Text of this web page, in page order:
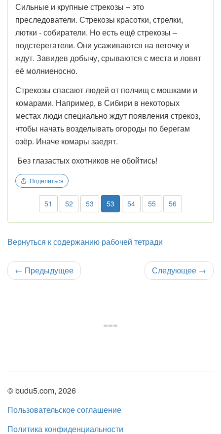
Сильные и крупные стрекозы – это
преследователи. Стрекозы красотки, стрелки,
лютки - собиратели. Но есть ещё стрекозы –
подстерегатели. Они усаживаются на веточку и
ждут. Завидев добычу, срываются с места и ловят
её молниеносно.
Стрекозы спасают людей от полчищ с мошками и
комарами. Например, в Сибири в некоторых
местах люди специально ждут появления стрекоз,
чтобы начать возделывать огороды по берегам
озёр. Иначе комары заедят.
Без глазастых охотников не обойтись!
Поделиться
51 52 53 53 54 55 56
Вернуться к содержанию рабочей тетради
← Предыдущее Следующее →
© budu5.com, 2026
Пользовательское соглашение
Политика конфиденциальности